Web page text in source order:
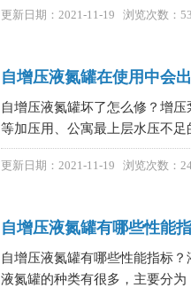
更新日期：2021-11-19 浏览次数：
自增压液氮罐在使用中会
自增压液氮罐坏了怎么修？增
等加压用、公寓最上层水压不
更新日期：2021-11-19 浏览次数：
自增压液氮罐有哪些性能
自增压液氮罐有哪些性能指标
液氮罐的种类有很多，主要分